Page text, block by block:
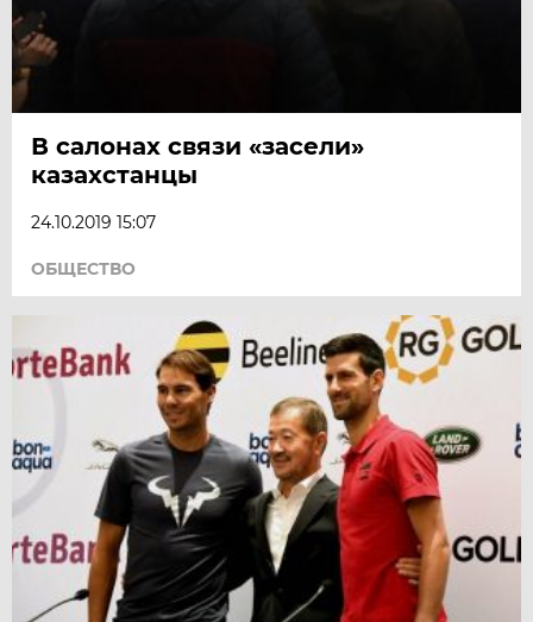
В салонах связи «засели»
казахстанцы
24.10.2019 15:07
ОБЩЕСТВО